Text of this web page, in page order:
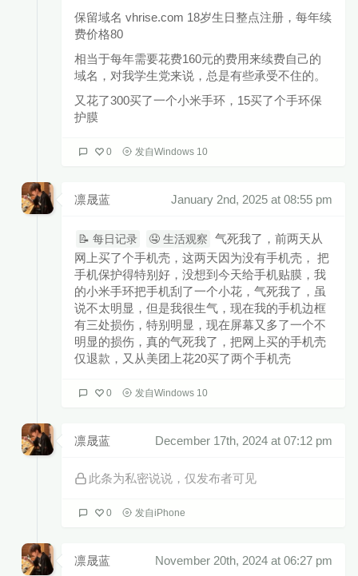
保留域名 vhrise.com 18岁生日整点注册，每年续
费价格80
相当于每年需要花费160元的费用来续费自己的
域名，对我学生党来说，总是有些承受不住的。
又花了300买了一个小米手环，15买了个手环保
护膜
0 发自Windows 10
凛晟蓝 January 2nd, 2025 at 08:55 pm
📝 每日记录 🤤 生活观察
气死我了，前两天从
网上买了个手机壳，这两天因为没有手机壳， 把
手机保护得特别好，没想到今天给手机贴膜，我
的小米手环把手机刮了一个小花，气死我了，虽
说不太明显，但是我很生气，现在我的手机边框
有三处损伤，特别明显，现在屏幕又多了一个不
明显的损伤，真的气死我了，把网上买的手机壳
仅退款，又从美团上花20买了两个手机壳
0 发自Windows 10
凛晟蓝 December 17th, 2024 at 07:12 pm
此条为私密说说，仅发布者可见
0 发自iPhone
凛晟蓝 November 20th, 2024 at 06:27 pm